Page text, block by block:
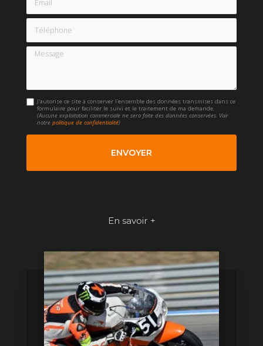
Message
J'autorise ce site à conserver l'ensemble des données transmises dans ce
formulaire pour faciliter le suivi et le traitement de ma demande.
(Aucune exploitation commerciale ne sera faite des données conservées. Voir
notrepolitique de confidentialité)
En savoir +